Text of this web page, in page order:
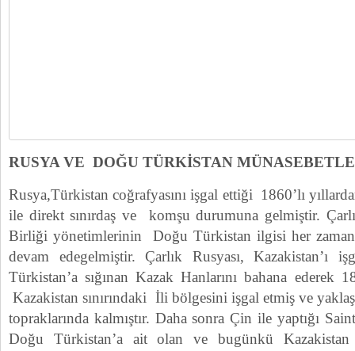
RUSYA VE DOĞU TÜRKİSTAN
Rusya,Türkistan coğrafyasını işgal ettiği 1860’lı
ile direkt sınırdaş ve komşu durumuna gelmiştir.
Birliği yönetimlerinin Doğu Türkistan ilgisi her
devam edegelmiştir. Çarlık Rusyası, Kazakistan’ı
Türkistan’a sığınan Kazak Hanlarını bahana ederek
Kazakistan sınırındaki İli bölgesini işgal etmiş ve
topraklarında kalmıştır. Daha sonra Çin ile yaptığı
Doğu Türkistan’a ait olan ve bugünkü Kazakistan